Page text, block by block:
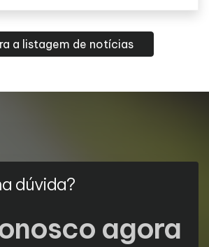
a listagem de notícias
dúvida?
agora